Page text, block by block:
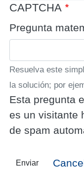
CAPTCHA
Pregunta
Resuelva este
la solución; por
Esta pregunta
es un visitante
de spam
Enviar